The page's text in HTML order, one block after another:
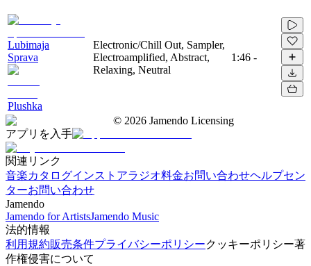
Lubimaja
Sprava
Plushka
Electronic/Chill Out, Sampler,
Electroamplified, Abstract,
Relaxing, Neutral
1:46 -
© 2026 Jamendo Licensing
アプリを入手
関連リンク
音楽カタログインストアラジオ料金お問い合わせヘルプセン
ターお問い合わせ
Jamendo
Jamendo for ArtistsJamendo Music
法的情報
利用規約販売条件プライバシーポリシークッキーポリシー著
作権侵害について